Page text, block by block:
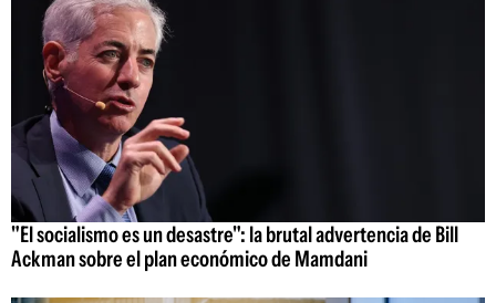
"El socialismo es un desastre": la brutal advertencia de Bill
Ackman sobre el plan económico de Mamdani